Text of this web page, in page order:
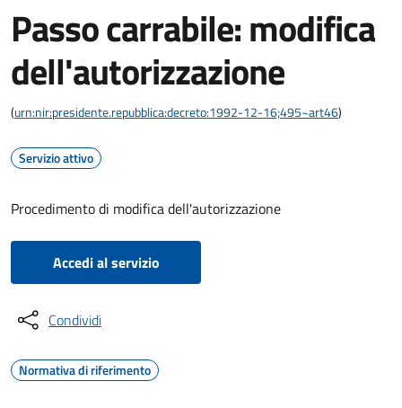
Passo carrabile: modifica
dell'autorizzazione
(urn:nir:presidente.repubblica:decreto:1992-12-16;495~art46)
Servizio attivo
Procedimento di modifica dell'autorizzazione
Accedi al servizio
Condividi
Normativa di riferimento